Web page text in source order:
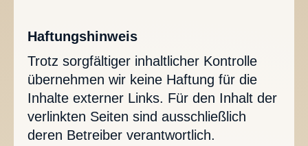
Haftungshinweis
Trotz sorgfältiger inhaltlicher Kontrolle
übernehmen wir keine Haftung für die
Inhalte externer Links. Für den Inhalt der
verlinkten Seiten sind ausschließlich
deren Betreiber verantwortlich.